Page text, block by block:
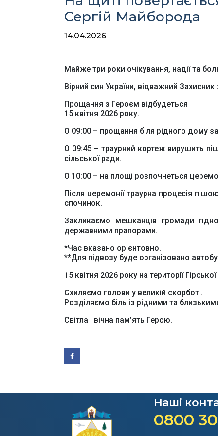
Сергій Майборода
14.04.2026
Майже три роки очікування, надії та
Вірний син України, відважний
Прощання з Героєм відбудеться
15 квітня 2026 року.
О 09:00 – прощання біля рідного дому
О 09:45 – траурний кортеж вирушить
сільської ради.
О 10:00 – на площі розпочнеться
Після церемонії траурна процесія
спочинок.
Закликаємо мешканців громади
державними прапорами.
*Час вказано орієнтовно.
**Для підвозу буде організовано
15 квітня 2026 року на території
Схиляємо голови у великій скорботі.
Розділяємо біль із рідними та
Світла і вічна пам’ять Герою.
Наші
0800